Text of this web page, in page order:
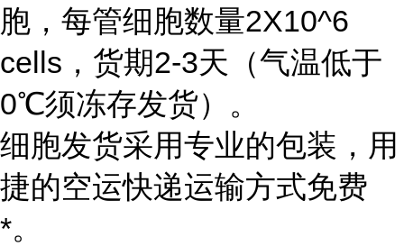
胞，每管细胞数量2X10^6
cells，货期2-3天（气温低于
0℃须冻存发货）。
细胞发货采用专业的包装，用
捷的空运快递运输方式免费
*。